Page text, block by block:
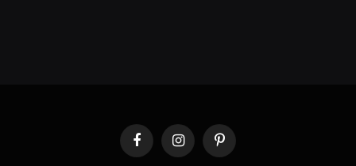
FacebookInstagramPinterest